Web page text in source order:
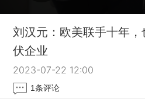
刘汉元：欧美联手十年
伏企业
2023-07-22 12:00
1条评论